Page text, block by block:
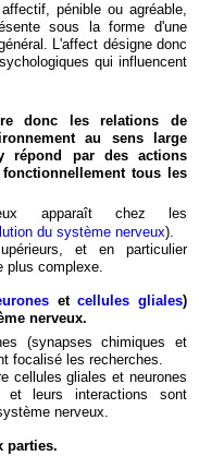
pénible ou agréable,
sous la forme d'une
L'affect désigne donc
qui influencent
donc les relations de
au sens large
répond par des actions
tous les
apparaît chez les
du système nerveux).
et en particulier
plus complexe.
etcellules gliales)
nerveux.
(synapses chimiques et
focalisé les recherches.
cellules gliales et neurones
leurs interactions sont
nerveux.
parties.